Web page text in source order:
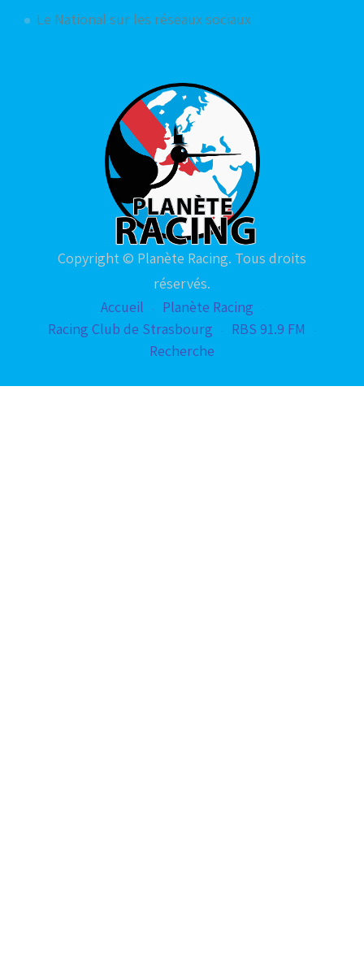
Le National sur les réseaux sociaux
Copyright © Planète Racing. Tous droits
réservés.
Accueil
Planète Racing
Racing Club de Strasbourg
RBS 91.9 FM
Recherche